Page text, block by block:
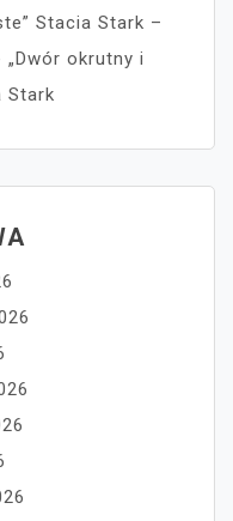
Stacia Stark –
„Dwór okrutny i
Stark